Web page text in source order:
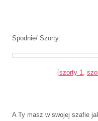
Spodnie/ Szorty:
[szorty 1,
A Ty masz w swojej szafie